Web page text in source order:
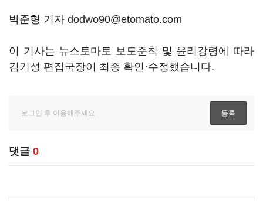
박준형 기자 dodwo90@etomato.com
이 기사는 뉴스토마토 보도준칙 및 윤리강령에 따라
김기성 편집국장이 최종 확인·수정했습니다.
댓글 0